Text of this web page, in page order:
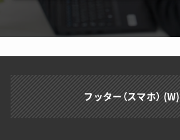
フッター（スマホ） (W)